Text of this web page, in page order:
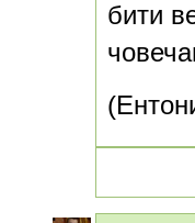
бити